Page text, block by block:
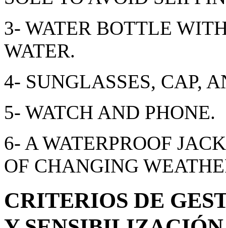
3- WATER BOTTLE
WATER.
4- SUNGLASSES, CAP,
5- WATCH AND PHONE.
6- A WATERPROOF
OF CHANGING
CRITERIOS DE